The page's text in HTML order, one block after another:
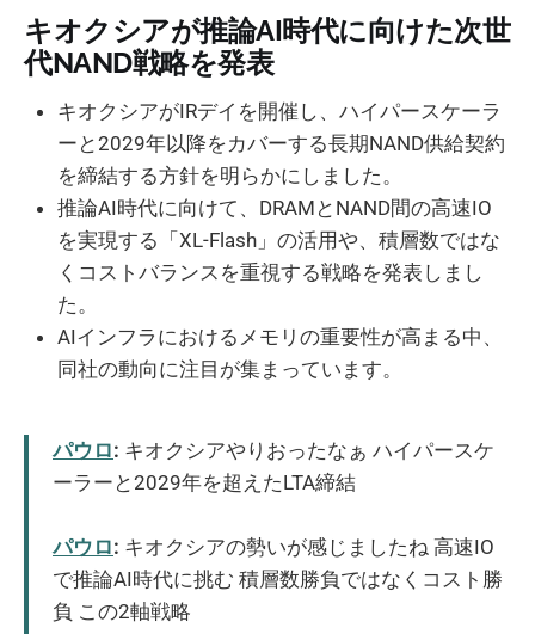
キオクシアが推論AI時代に向けた次世
代NAND戦略を発表
キオクシアがIRデイを開催し、ハイパースケーラ
ーと2029年以降をカバーする長期NAND供給契約
を締結する方針を明らかにしました。
推論AI時代に向けて、DRAMとNAND間の高速IO
を実現する「XL-Flash」の活用や、積層数ではな
くコストバランスを重視する戦略を発表しまし
た。
AIインフラにおけるメモリの重要性が高まる中、
同社の動向に注目が集まっています。
パウロ: キオクシアやりおったなぁ ハイパースケ
ーラーと2029年を超えたLTA締結
パウロ: キオクシアの勢いが感じましたね 高速IO
で推論AI時代に挑む 積層数勝負ではなくコスト勝
負 この2軸戦略